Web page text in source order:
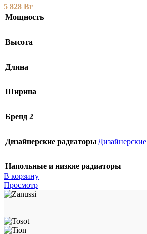
5 828 Br
Мощность
Высота
Длина
Ширина
Бренд 2
Дизайнерские радиаторы
Напольные и низкие радиаторы
В корзину
Просмотр